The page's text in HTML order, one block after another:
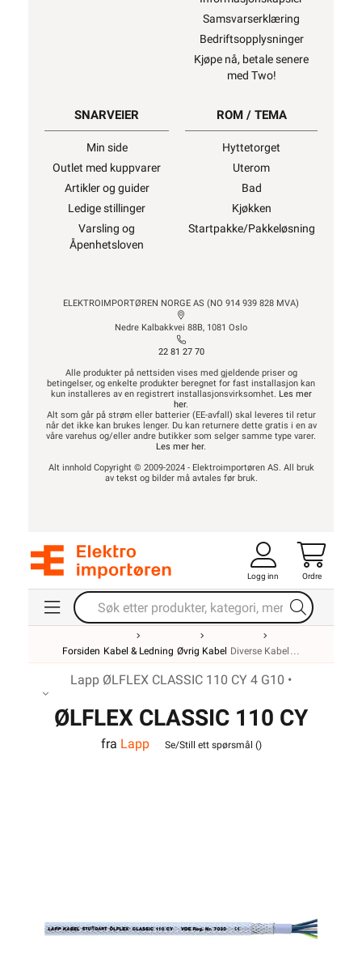
Samsvarserklæring
Bedriftsopplysninger
Kjøpe nå, betale senere
med Two!
SNARVEIER
Min side
Outlet med kuppvarer
Artikler og guider
Ledige stillinger
Varsling og
Åpenhetsloven
ROM / TEMA
Hyttetorget
Uterom
Bad
Kjøkken
Startpakke/Pakkeløsning
ELEKTROIMPORTØREN NORGE AS (NO 914 939 828 MVA)
Nedre Kalbakkvei 88B, 1081 Oslo
22 81 27 70
Alle produkter på nettsiden vises med gjeldende priser og
betingelser, og enkelte produkter beregnet for fast installasjon kan
kun installeres av en registrert installasjonsvirksomhet. Les mer
her.
Alt som går på strøm eller batterier (EE-avfall) skal leveres til retur
når det ikke kan brukes lenger. Du kan returnere dette gratis i en av
våre varehus og/eller andre butikker som selger samme type varer.
Les mer her.
Alt innhold Copyright © 2009-2024 - Elektroimportøren AS. All bruk
av tekst og bilder må avtales før bruk.
Logg inn Ordre
Forsiden Kabel & Ledning Øvrig Kabel Diverse Kabel
Lapp ØLFLEX CLASSIC 110 CY 4 G10 •
ØLFLEX CLASSIC 110 CY
4G10
fra Lapp Se/Still ett spørsmål ()